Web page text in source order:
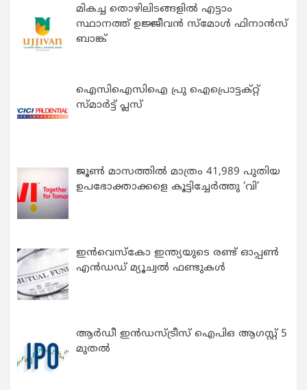
മികച്ച തൊഴിലിടങ്ങളിൽ എട്ടാം
സ്ഥാനത്ത് ഉജ്ജീവൻ സ്മോൾ ഫിനാൻസ്
ബാങ്ക്
ഐസിഐസിഐ പ്രു ഐപ്രൊട്ടക്റ്റ്
സ്മാർട്ട് പ്ലസ്
ജൂൺ മാസത്തിൽ മാത്രം 41,989 പുതിയ
ഉപഭോക്താക്കളെ കൂട്ടിച്ചേർത്തു ‘വി’
ഇന്‍വെസ്കോ ഇന്ത്യയുടെ രണ്ട് ഓപ്പണ്‍
എന്‍ഡഡ് മ്യൂച്വല്‍ ഫണ്ടുകള്‍
ആർഡീ ഇൻഡസ്ട്രീസ് ഐപിഒ ആഗസ്റ്റ് 5
മുതൽ